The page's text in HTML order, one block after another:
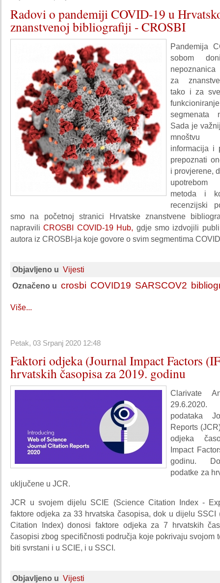
Radovi o pandemiji COVID-19 u
znanstvenoj bibliografiji - CROSBI
Pandemija
sobom
za
tako i za
segmenata
Sada je
mnoštvu
informacija i
prepoznati
i provjerene,
metoda i
recenzijski
smo na početnoj stranici Hrvatske znanstvene
napraviliCROSBI COVID-19 Hub, gdje smo izdvojili
autora iz CROSBI-ja koje govore o svim segmentima
Objavljeno u Vijesti
Označeno u crosbi COVID19 SARSCOV2
Više...
Petak, 03 Srpanj 2020 12:48
Faktori odjeka (Journal Impact Factors
hrvatskih časopisa za 2019. godinu
Clarivate
podataka
Reports
odjeka
Impact
godinu.
podatke za
uključene u JCR.
JCR u svojem dijelu SCIE (Science Citation Index -
faktore odjeka za 33 hrvatska časopisa, dok u dijelu SSCI
Citation Index) donosi faktore odjeka za 7 hrvatskih
časopisi zbog specifičnosti područja koje pokrivaju svojom
biti svrstani i u SCIE, i u SSCI.
Objavljeno u Vijesti